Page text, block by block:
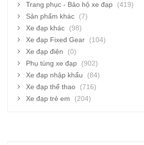
Trang phục - Bảo hộ xe đạp
(419)
Sản phẩm khác
(7)
Xe đạp khác
(98)
Xe đạp Fixed Gear
(104)
Xe đạp điện
(0)
Phụ tùng xe đạp
(902)
Xe đạp nhập khẩu
(84)
Xe đạp thể thao
(716)
Xe đạp trẻ em
(204)